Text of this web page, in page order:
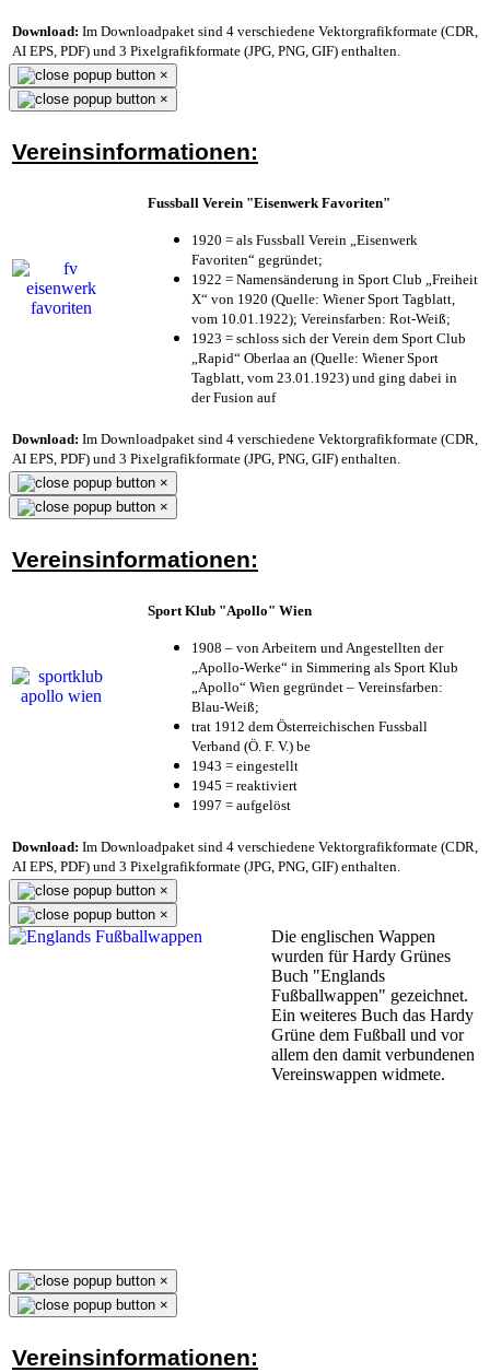
Download: Im Downloadpaket sind 4 verschiedene Vektorgrafikformate (CDR,
AI EPS, PDF) und 3 Pixelgrafikformate (JPG, PNG, GIF) enthalten.
×
×
Vereinsinformationen:
Fussball Verein "Eisenwerk Favoriten"
1920 = als Fussball Verein „Eisenwerk
Favoriten“ gegründet;
1922 = Namensänderung in Sport Club „Freiheit
X“ von 1920 (Quelle: Wiener Sport Tagblatt,
vom 10.01.1922); Vereinsfarben: Rot-Weiß;
1923 = schloss sich der Verein dem Sport Club
„Rapid“ Oberlaa an (Quelle: Wiener Sport
Tagblatt, vom 23.01.1923) und ging dabei in
der Fusion auf
Download: Im Downloadpaket sind 4 verschiedene Vektorgrafikformate (CDR,
AI EPS, PDF) und 3 Pixelgrafikformate (JPG, PNG, GIF) enthalten.
×
×
Vereinsinformationen:
Sport Klub "Apollo" Wien
1908 – von Arbeitern und Angestellten der
„Apollo-Werke“ in Simmering als Sport Klub
„Apollo“ Wien gegründet – Vereinsfarben:
Blau-Weiß;
trat 1912 dem Österreichischen Fussball
Verband (Ö. F. V.) be
1943 = eingestellt
1945 = reaktiviert
1997 = aufgelöst
Download: Im Downloadpaket sind 4 verschiedene Vektorgrafikformate (CDR,
AI EPS, PDF) und 3 Pixelgrafikformate (JPG, PNG, GIF) enthalten.
×
×
Die englischen Wappen
wurden für Hardy Grünes
Buch "Englands
Fußballwappen" gezeichnet.
Ein weiteres Buch das Hardy
Grüne dem Fußball und vor
allem den damit verbundenen
Vereinswappen widmete.
×
×
Vereinsinformationen: